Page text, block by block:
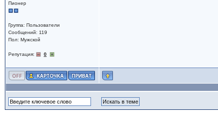
Пионер
Группа: Пользователи
Сообщений: 119
Пол: Мужской
Репутация: 0